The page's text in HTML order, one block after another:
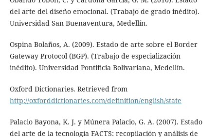
del arte del diseño emocional. (Trabajo de grado inédito).
Universidad San Buenaventura, Medellín.
Ospina Bolaños, A. (2009). Estado de arte sobre el Border
Gateway Protocol (BGP). (Trabajo de especialización
inédito). Universidad Pontificia Bolivariana, Medellín.
Oxford Dictionaries. Retrieved from
http://oxforddictionaries.com/definition/english/state
Palacio Bayona, K. J. y Múnera Palacio, G. A. (2007). Estado
del arte de la tecnología FACTS: recopilación y análisis de